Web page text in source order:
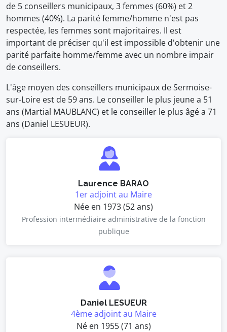
de 5 conseillers municipaux, 3 femmes (60%) et 2
hommes (40%). La parité femme/homme n'est pas
respectée, les femmes sont majoritaires. Il est
important de préciser qu'il est impossible d'obtenir une
parité parfaite homme/femme avec un nombre impair
de conseillers.
L'âge moyen des conseillers municipaux de Sermoise-
sur-Loire est de 59 ans. Le conseiller le plus jeune a 51
ans (Martial MAUBLANC) et le conseiller le plus âgé a 71
ans (Daniel LESUEUR).
Laurence BARAO
1er adjoint au Maire
Née en 1973 (52 ans)
Profession intermédiaire administrative de la fonction
publique
Daniel LESUEUR
4ème adjoint au Maire
Né en 1955 (71 ans)